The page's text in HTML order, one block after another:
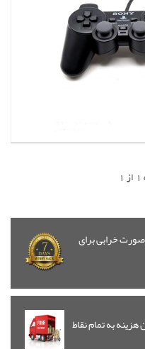
سبد خرید
خرابی برای
به تمام نقاط